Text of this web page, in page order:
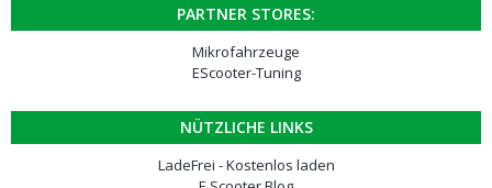
PARTNER STORES:
Mikrofahrzeuge
EScooter-Tuning
NÜTZLICHE LINKS
LadeFrei - Kostenlos laden